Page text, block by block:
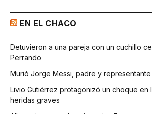
EN EL CHACO
Detuvieron a una pareja con un cuchillo
Perrando
Murió Jorge Messi, padre y representante
Livio Gutiérrez protagonizó un choque en
heridas graves